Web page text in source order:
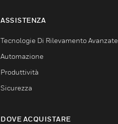
ASSISTENZA
Tecnologie Di Rilevamento Avanzate
Automazione
Produttività
Sicurezza
DOVE ACQUISTARE